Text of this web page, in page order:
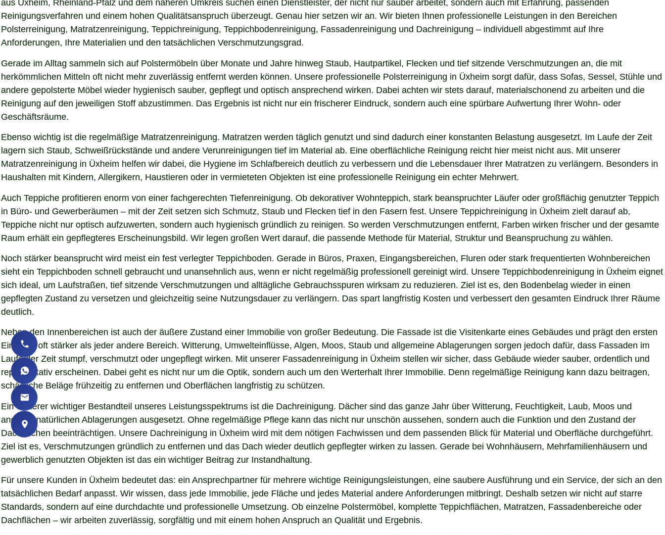
aus Üxheim, Rheinland-Pfalz und dem näheren Umkreis suchen einen Dienstleister, der nicht nur sauber arbeitet, sondern auch mit Erfahrung, passenden
Reinigungsverfahren und einem hohen Qualitätsanspruch überzeugt. Genau hier setzen wir an. Wir bieten Ihnen professionelle Leistungen in den Bereichen
Polsterreinigung, Matratzenreinigung, Teppichreinigung, Teppichbodenreinigung, Fassadenreinigung und Dachreinigung – individuell abgestimmt auf Ihre
Anforderungen, Ihre Materialien und den tatsächlichen Verschmutzungsgrad.
Gerade im Alltag sammeln sich auf Polstermöbeln über Monate und Jahre hinweg Staub, Hautpartikel, Flecken und tief sitzende Verschmutzungen an, die mit
herkömmlichen Mitteln oft nicht mehr zuverlässig entfernt werden können. Unsere professionelle Polsterreinigung in Üxheim sorgt dafür, dass Sofas, Sessel, Stühle und
andere gepolsterte Möbel wieder hygienisch sauber, gepflegt und optisch ansprechend wirken. Dabei achten wir stets darauf, materialschonend zu arbeiten und die
Reinigung auf den jeweiligen Stoff abzustimmen. Das Ergebnis ist nicht nur ein frischerer Eindruck, sondern auch eine spürbare Aufwertung Ihrer Wohn- oder
Geschäftsräume.
Ebenso wichtig ist die regelmäßige Matratzenreinigung. Matratzen werden täglich genutzt und sind dadurch einer konstanten Belastung ausgesetzt. Im Laufe der Zeit
lagern sich Staub, Schweißrückstände und andere Verunreinigungen tief im Material ab. Eine oberflächliche Reinigung reicht hier meist nicht aus. Mit unserer
Matratzenreinigung in Üxheim helfen wir dabei, die Hygiene im Schlafbereich deutlich zu verbessern und die Lebensdauer Ihrer Matratzen zu verlängern. Besonders in
Haushalten mit Kindern, Allergikern, Haustieren oder in vermieteten Objekten ist eine professionelle Reinigung ein echter Mehrwert.
Auch Teppiche profitieren enorm von einer fachgerechten Tiefenreinigung. Ob dekorativer Wohnteppich, stark beanspruchter Läufer oder großflächig genutzter Teppich
in Büro- und Gewerberäumen – mit der Zeit setzen sich Schmutz, Staub und Flecken tief in den Fasern fest. Unsere Teppichreinigung in Üxheim zielt darauf ab,
Teppiche nicht nur optisch aufzuwerten, sondern auch hygienisch gründlich zu reinigen. So werden Verschmutzungen entfernt, Farben wirken frischer und der gesamte
Raum erhält ein gepflegteres Erscheinungsbild. Wir legen großen Wert darauf, die passende Methode für Material, Struktur und Beanspruchung zu wählen.
Noch stärker beansprucht wird meist ein fest verlegter Teppichboden. Gerade in Büros, Praxen, Eingangsbereichen, Fluren oder stark frequentierten Wohnbereichen
sieht ein Teppichboden schnell gebraucht und unansehnlich aus, wenn er nicht regelmäßig professionell gereinigt wird. Unsere Teppichbodenreinigung in Üxheim eignet
sich ideal, um Laufstraßen, tief sitzende Verschmutzungen und alltägliche Gebrauchsspuren wirksam zu reduzieren. Ziel ist es, den Bodenbelag wieder in einen
gepflegten Zustand zu versetzen und gleichzeitig seine Nutzungsdauer zu verlängern. Das spart langfristig Kosten und verbessert den gesamten Eindruck Ihrer Räume
deutlich.
Neben den Innenbereichen ist auch der äußere Zustand einer Immobilie von großer Bedeutung. Die Fassade ist die Visitenkarte eines Gebäudes und prägt den ersten
Eindruck oft stärker als jeder andere Bereich. Witterung, Umwelteinflüsse, Algen, Moos, Staub und allgemeine Ablagerungen sorgen jedoch dafür, dass Fassaden im
Laufe der Zeit stumpf, verschmutzt oder ungepflegt wirken. Mit unserer Fassadenreinigung in Üxheim stellen wir sicher, dass Gebäude wieder sauber, ordentlich und
repräsentativ erscheinen. Dabei geht es nicht nur um die Optik, sondern auch um den Werterhalt Ihrer Immobilie. Denn regelmäßige Reinigung kann dazu beitragen,
schädliche Beläge frühzeitig zu entfernen und Oberflächen langfristig zu schützen.
Ein weiterer wichtiger Bestandteil unseres Leistungsspektrums ist die Dachreinigung. Dächer sind das ganze Jahr über Witterung, Feuchtigkeit, Laub, Moos und
anderen natürlichen Ablagerungen ausgesetzt. Ohne regelmäßige Pflege kann das nicht nur unschön aussehen, sondern auch die Funktion und den Zustand der
Dachflächen beeinträchtigen. Unsere Dachreinigung in Üxheim wird mit dem nötigen Fachwissen und dem passenden Blick für Material und Oberfläche durchgeführt.
Ziel ist es, Verschmutzungen gründlich zu entfernen und das Dach wieder deutlich gepflegter wirken zu lassen. Gerade bei Wohnhäusern, Mehrfamilienhäusern und
gewerblich genutzten Objekten ist das ein wichtiger Beitrag zur Instandhaltung.
Für unsere Kunden in Üxheim bedeutet das: ein Ansprechpartner für mehrere wichtige Reinigungsleistungen, eine saubere Ausführung und ein Service, der sich an den
tatsächlichen Bedarf anpasst. Wir wissen, dass jede Immobilie, jede Fläche und jedes Material andere Anforderungen mitbringt. Deshalb setzen wir nicht auf starre
Standards, sondern auf eine durchdachte und professionelle Umsetzung. Ob einzelne Polstermöbel, komplette Teppichflächen, Matratzen, Fassadenbereiche oder
Dachflächen – wir arbeiten zuverlässig, sorgfältig und mit einem hohen Anspruch an Qualität und Ergebnis.